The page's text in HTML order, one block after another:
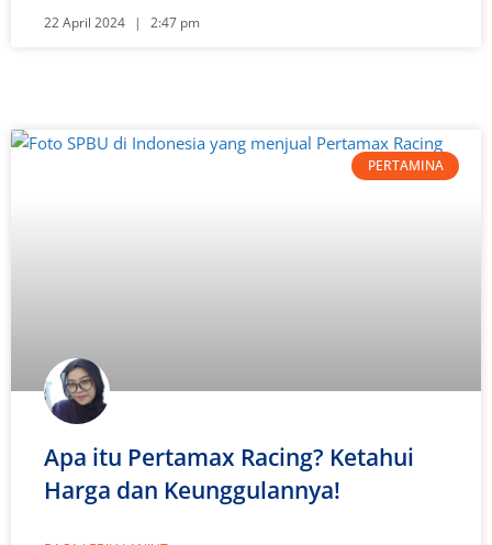
22 April 2024 2:47 pm
PERTAMINA
Apa itu Pertamax Racing? Ketahui
Harga dan Keunggulannya!